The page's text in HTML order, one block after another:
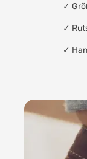
✓
✓
✓